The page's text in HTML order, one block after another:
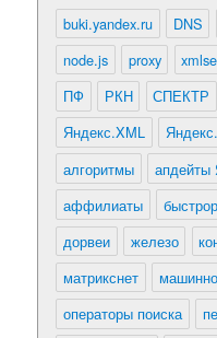
buki.yandex.ru DNS
node.js
proxy
ПФ
РКН СПЕКТР
Яндекс.XML
алгоритмы
апдейты
аффилиаты
дорвеи
железо
матрикснет
операторы поиска